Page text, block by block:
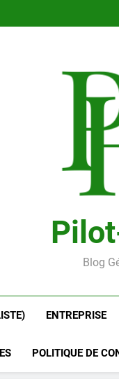
Blog
ENTREPRISE
POLITIQUE DE